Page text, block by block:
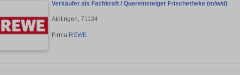
Verkäufer als Fachkraft / Quereinsteiger Frischetheke (m/w/d)
Aidlingen, 71134
Firma:REWE